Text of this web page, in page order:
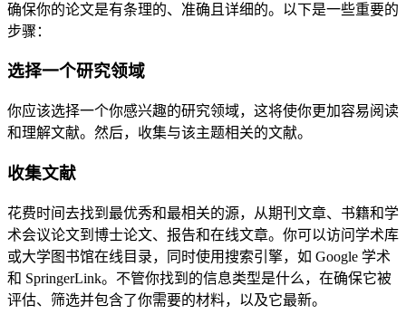
确保你的论文是有条理的、准确且详细的。以下是一些重要的
步骤：
选择一个研究领域
你应该选择一个你感兴趣的研究领域，这将使你更加容易阅读
和理解文献。然后，收集与该主题相关的文献。
收集文献
花费时间去找到最优秀和最相关的源，从期刊文章、书籍和学
术会议论文到博士论文、报告和在线文章。你可以访问学术库
或大学图书馆在线目录，同时使用搜索引擎，如 Google 学术
和 SpringerLink。不管你找到的信息类型是什么，在确保它被
评估、筛选并包含了你需要的材料，以及它最新。